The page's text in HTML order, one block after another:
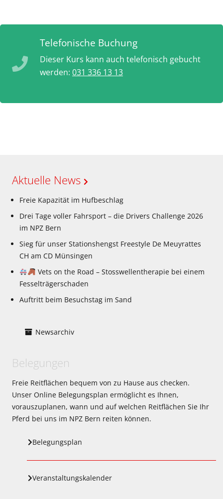
Telefonische Buchung
Dieser Kurs kann auch telefonisch gebucht
werden: 031 336 13 13
Aktuelle News
Freie Kapazität im Hufbeschlag
Drei Tage voller Fahrsport – die Drivers Challenge 2026
im NPZ Bern
Sieg für unser Stationshengst Freestyle De Meuyrattes
CH am CD Münsingen
Vets on the Road – Stosswellentherapie bei einem
Fesselträgerschaden
Auftritt beim Besuchstag im Sand
Newsarchiv
Belegungen
Freie Reitflächen bequem von zu Hause aus checken.
Unser Online Belegungsplan ermöglicht es Ihnen,
vorauszuplanen, wann und auf welchen Reitflächen Sie Ihr
Pferd bei uns im NPZ Bern reiten können.
Belegungsplan
Veranstaltungskalender